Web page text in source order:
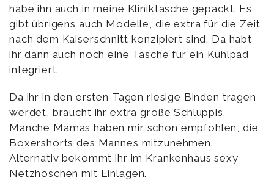
habe ihn auch in meine Kliniktasche gepackt. Es
gibt übrigens auch Modelle, die extra für die Zeit
nach dem Kaiserschnitt konzipiert sind. Da habt
ihr dann auch noch eine Tasche für ein Kühlpad
integriert.
Da ihr in den ersten Tagen riesige Binden tragen
werdet, braucht ihr extra große Schlüppis.
Manche Mamas haben mir schon empfohlen, die
Boxershorts des Mannes mitzunehmen.
Alternativ bekommt ihr im Krankenhaus sexy
Netzhöschen mit Einlagen.